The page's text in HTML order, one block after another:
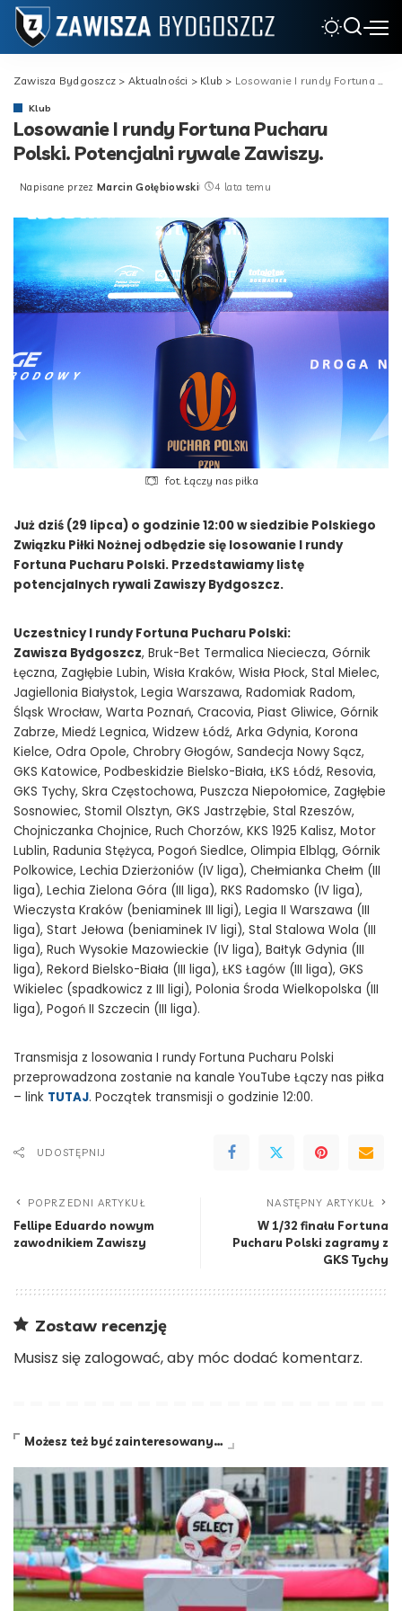
Zawisza Bydgoszcz > Aktualności > Klub > Losowanie I rundy Fortuna Pucharu Polski. Potencjalni rywale Zawiszy.
Klub
Losowanie I rundy Fortuna Pucharu
Polski. Potencjalni rywale Zawiszy.
Posted
Napisane przez Marcin Gołębiowski 4 lata temu
fot. Łączy nas piłka
Już dziś (29 lipca) o godzinie 12:00 w siedzibie Polskiego
Związku Piłki Nożnej odbędzie się losowanie I rundy
Fortuna Pucharu Polski. Przedstawiamy listę
potencjalnych rywali Zawiszy Bydgoszcz.
Uczestnicy I rundy Fortuna Pucharu Polski:
Zawisza Bydgoszcz, Bruk-Bet Termalica Nieciecza, Górnik
Łęczna, Zagłębie Lubin, Wisła Kraków, Wisła Płock, Stal Mielec,
Jagiellonia Białystok, Legia Warszawa, Radomiak Radom,
Śląsk Wrocław, Warta Poznań, Cracovia, Piast Gliwice, Górnik
Zabrze, Miedź Legnica, Widzew Łódź, Arka Gdynia, Korona
Kielce, Odra Opole, Chrobry Głogów, Sandecja Nowy Sącz,
GKS Katowice, Podbeskidzie Bielsko-Biała, ŁKS Łódź, Resovia,
GKS Tychy, Skra Częstochowa, Puszcza Niepołomice, Zagłębie
Sosnowiec, Stomil Olsztyn, GKS Jastrzębie, Stal Rzeszów,
Chojniczanka Chojnice, Ruch Chorzów, KKS 1925 Kalisz, Motor
Lublin, Radunia Stężyca, Pogoń Siedlce, Olimpia Elbląg, Górnik
Polkowice, Lechia Dzierżoniów (IV liga), Chełmianka Chełm (III
liga), Lechia Zielona Góra (III liga), RKS Radomsko (IV liga),
Wieczysta Kraków (beniaminek III ligi), Legia II Warszawa (III
liga), Start Jełowa (beniaminek IV ligi), Stal Stalowa Wola (III
liga), Ruch Wysokie Mazowieckie (IV liga), Bałtyk Gdynia (III
liga), Rekord Bielsko-Biała (III liga), ŁKS Łagów (III liga), GKS
Wikielec (spadkowicz z III ligi), Polonia Środa Wielkopolska (III
liga), Pogoń II Szczecin (III liga).
Transmisja z losowania I rundy Fortuna Pucharu Polski
przeprowadzona zostanie na kanale YouTube Łączy nas piłka
– link TUTAJ. Początek transmisji o godzinie 12:00.
UDOSTĘPNIJ
POPRZEDNI ARTYKUŁ
Fellipe Eduardo nowym
zawodnikiem Zawiszy
NASTĘPNY ARTYKUŁ
W 1/32 finału Fortuna
Pucharu Polski zagramy z
GKS Tychy
Zostaw recenzję
Musisz się zalogować, aby móc dodać komentarz.
Możesz też być zainteresowany…